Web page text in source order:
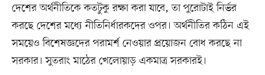
দেশের অর্থনীতিকে কতটুকু রক্ষা করা যাবে, তা পুরোটাই নির্ভর
করছে দেশের মধ্যে নীতিনির্ধারকদের ওপর। অর্থনীতির কঠিন এই
সময়েও বিশেষজ্ঞদের পরামর্শ নেওয়ার প্রয়োজন বোধ করছে না
সরকার। সুতরাং মাঠের খেলোয়াড় একমাত্র সরকারই।